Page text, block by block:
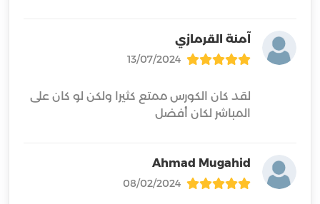
آمنة القرمازي
13/07/2024
لقد كان الكورس ممتع كثيرا ولكن لو كان على
المباشر لكان أفضل
Ahmad Mugahid
08/02/2024